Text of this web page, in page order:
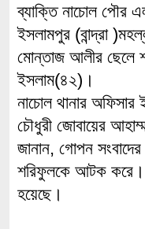
ব্যাক্তি নাচোল পৌর
ইসলামপুর (বান্দ্রা
মোন্তাজ আলীর ছেলে
ইসলাম(৪২)।
নাচোল থানার অফিসার
চৌধুরী জোবায়ের
জানান, গোপন
শরিফুলকে আটক করে।
হয়েছে।